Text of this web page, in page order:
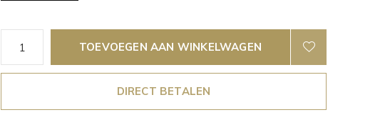
TOEVOEGEN AAN WINKELWAGEN
DIRECT BETALEN